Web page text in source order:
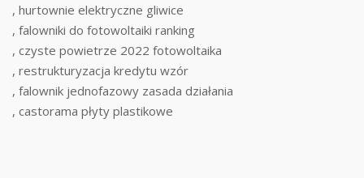
, hurtownie elektryczne gliwice
, falowniki do fotowoltaiki ranking
, czyste powietrze 2022 fotowoltaika
, restrukturyzacja kredytu wzór
, falownik jednofazowy zasada działania
, castorama płyty plastikowe